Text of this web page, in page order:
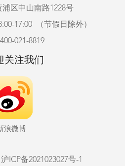
区中山南路1228号
17:00 （节假日除外）
400-021-8819
关注我们
浪微博
沪ICP备2021023027号-1